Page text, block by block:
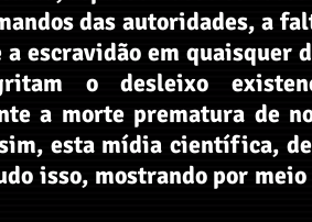
das autoridades, a
escravidão em quaisquer
o desleixo
a morte prematura de
esta mídia científica,
isso, mostrando por